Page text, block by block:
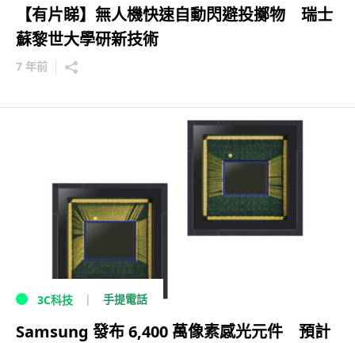
【有片睇】無人機快速自動閃避投擲物 瑞士
蘇黎世大學研新技術
7 年前
3C科技 手提電話
Samsung 發布 6,400 萬像素感光元件 預計